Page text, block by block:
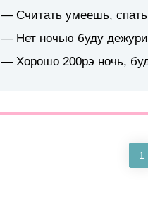
— Считать умеешь,
— Нет ночью буду
— Хорошо 200рэ ночь,
1